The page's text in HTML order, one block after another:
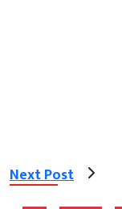
Next Post